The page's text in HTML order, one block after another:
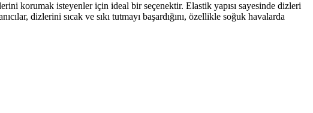
korumak isteyenler için ideal bir seçenektir. Elastik yapısı sayesinde dizleri
dizlerini sıcak ve sıkı tutmayı başardığını, özellikle soğuk havalarda